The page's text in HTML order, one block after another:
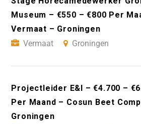
Museum – €550 – €800 Per
Vermaat – Groningen
Vermaat
Groningen
Projectleider E&I – €4.700 –
Per Maand – Cosun Beet
Groningen